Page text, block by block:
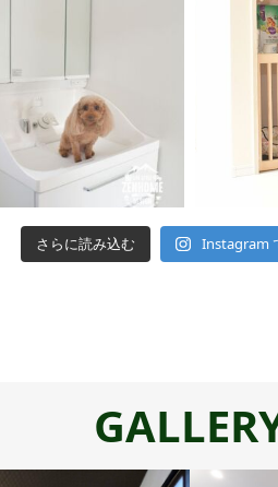
さらに読み込む Instagram